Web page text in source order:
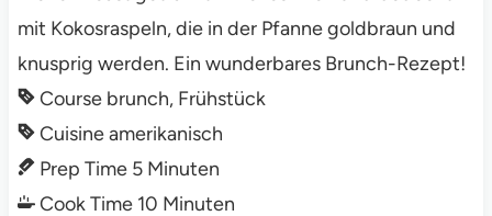
mit Kokosraspeln, die in der Pfanne goldbraun und
knusprig werden. Ein wunderbares Brunch-Rezept!
Course brunch, Frühstück
Cuisineamerikanisch
Prep Time 5 Minuten
Cook Time 10 Minuten